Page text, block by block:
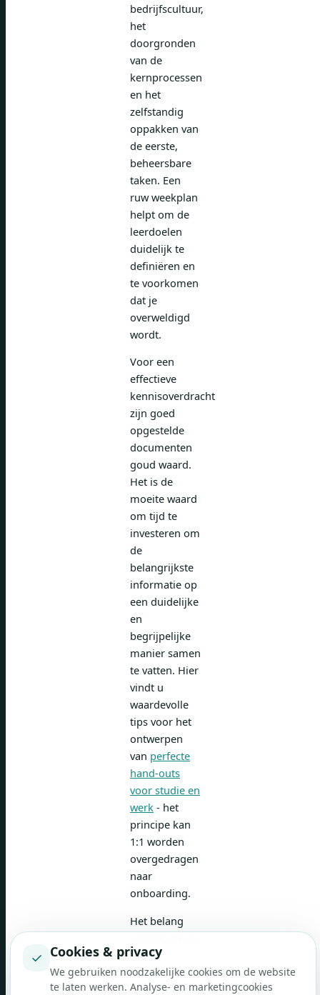
bedrijfscultuur,
het
doorgronden
van de
kernprocessen
en het
zelfstandig
oppakken van
de eerste,
beheersbare
taken. Een
ruw weekplan
helpt om de
leerdoelen
duidelijk te
definiëren en
te voorkomen
dat je
overweldigd
wordt.
Voor een
effectieve
kennisoverdracht
zijn goed
opgestelde
documenten
goud waard.
Het is de
moeite waard
om tijd te
investeren om
de
belangrijkste
informatie op
een duidelijke
en
begrijpelijke
manier samen
te vatten. Hier
vindt u
waardevolle
tips voor het
ontwerpen
van perfecte
hand-outs
voor studie en
werk - het
principe kan
1:1 worden
overgedragen
naar
onboarding.
Het belang
culturele
integratie
wordt vaak
✓ Cookies & privacy
We gebruiken noodzakelijke cookies om de website
te laten werken. Analyse- en marketingcookies